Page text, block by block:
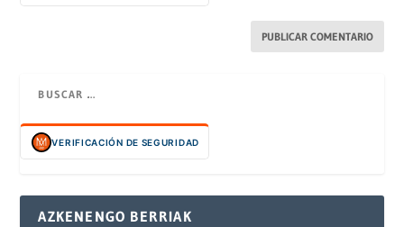
VERIFICACIÓN DE SEGURIDAD
AZKENENGO BERRIAK